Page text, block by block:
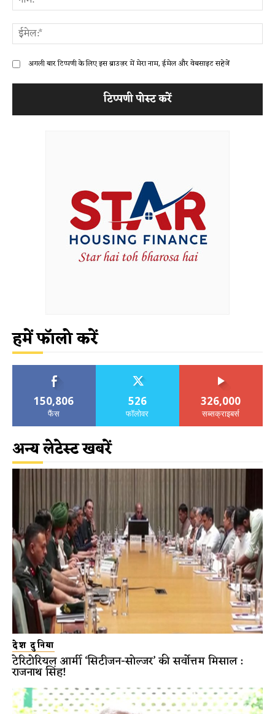
अगली बार टिप्पणी के लिए इस ब्राउज़र में मेरा नाम, ईमेल और वेबसाइट सहेजें
हमें फॉलो करें
150,806
फैंस
526
फॉलोवर
326,000
सब्सक्राइबर्स
अन्य लेटेस्ट खबरें
देश दुनिया
टेरिटोरियल आर्मी ‘सिटीजन-सोल्जर’ की सर्वोत्तम मिसाल :
राजनाथ सिंह!